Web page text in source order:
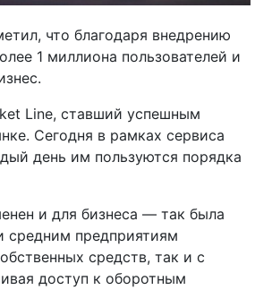
что благодаря внедрению
1 миллиона пользователей и
Line, ставший успешным
Сегодня в рамках сервиса
день им пользуются порядка
и для бизнеса — так была
средним предприятиям
средств, так и с
доступ к оборотным